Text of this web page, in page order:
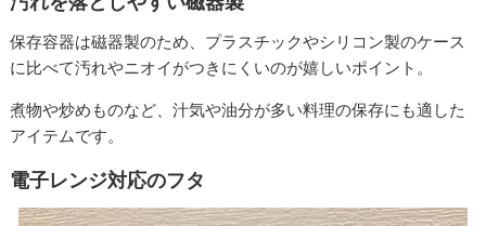
保存容器は磁器製のため、プラスチックやシリコン製のケース
に比べて汚れやニオイがつきにくいのが嬉しいポイント。
煮物や炒めものなど、汁気や油分が多い料理の保存にも適した
アイテムです。
電子レンジ対応のフタ